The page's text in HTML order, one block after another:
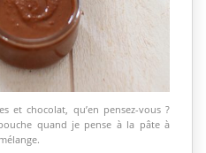
et chocolat, qu’en pensez-vous ?
quand je pense à la pâte à